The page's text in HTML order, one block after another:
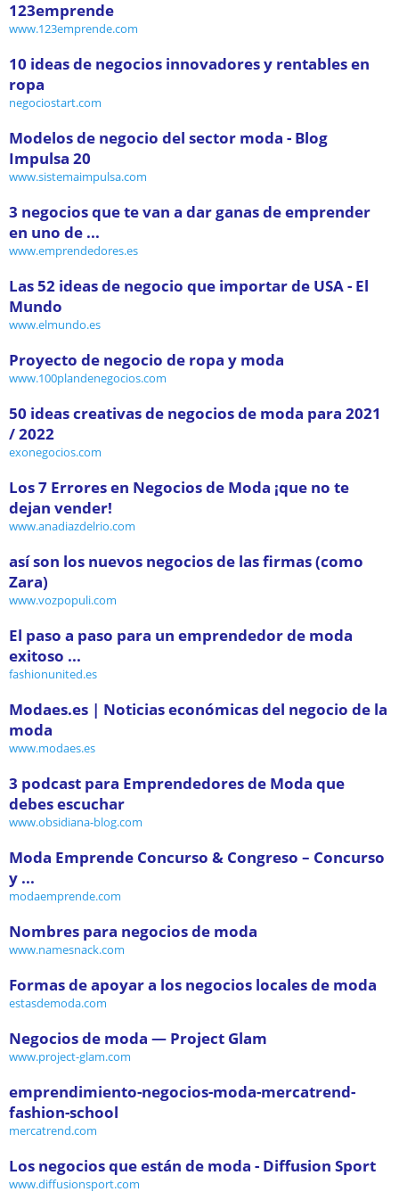
123emprende
www.123emprende.com
10 ideas de negocios innovadores y rentables en
ropa
negociostart.com
Modelos de negocio del sector moda - Blog
Impulsa 20
www.sistemaimpulsa.com
3 negocios que te van a dar ganas de emprender
en uno de ...
www.emprendedores.es
Las 52 ideas de negocio que importar de USA - El
Mundo
www.elmundo.es
Proyecto de negocio de ropa y moda
www.100plandenegocios.com
50 ideas creativas de negocios de moda para 2021
/ 2022
exonegocios.com
Los 7 Errores en Negocios de Moda ¡que no te
dejan vender!
www.anadiazdelrio.com
así son los nuevos negocios de las firmas (como
Zara)
www.vozpopuli.com
El paso a paso para un emprendedor de moda
exitoso ...
fashionunited.es
Modaes.es | Noticias económicas del negocio de la
moda
www.modaes.es
3 podcast para Emprendedores de Moda que
debes escuchar
www.obsidiana-blog.com
Moda Emprende Concurso & Congreso – Concurso
y ...
modaemprende.com
Nombres para negocios de moda
www.namesnack.com
Formas de apoyar a los negocios locales de moda
estasdemoda.com
Negocios de moda — Project Glam
www.project-glam.com
emprendimiento-negocios-moda-mercatrend-
fashion-school
mercatrend.com
Los negocios que están de moda - Diffusion Sport
www.diffusionsport.com